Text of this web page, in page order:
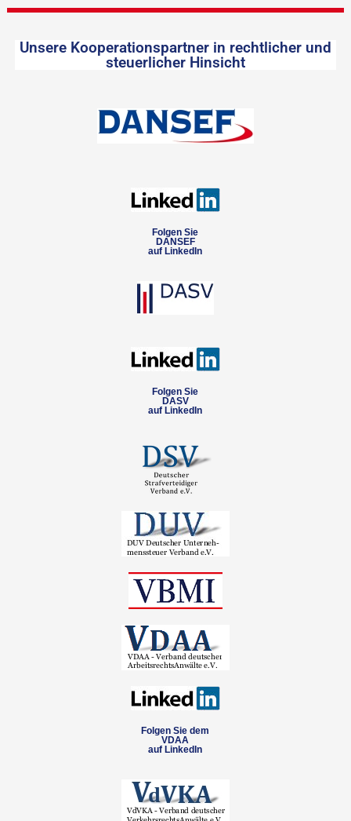
Unsere Kooperationspartner in rechtlicher und
steuerlicher Hinsicht
Folgen Sie
DANSEF
auf LinkedIn
Folgen Sie
DASV
auf LinkedIn
Folgen Sie dem
VDAA
auf LinkedIn